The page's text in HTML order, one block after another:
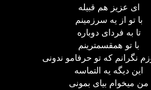
ای عزیز هم قبیله
با تو از یه سرزمینم
تا به فردای دوباره
با تو همقسمترینم
نگرانم که تو حرفامو ندونی
این دیگه یه التماسه
من میخوام بیای بمونی